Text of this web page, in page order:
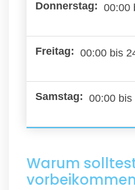
00:00
00:00 bis
00:00 bis
Warum